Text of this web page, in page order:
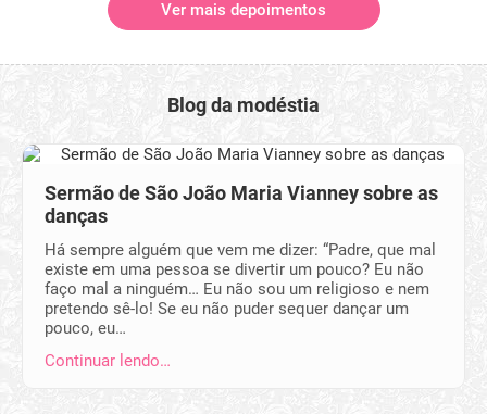
Ver mais depoimentos
Blog da modéstia
Sermão de São João Maria Vianney sobre as
danças
Há sempre alguém que vem me dizer: “Padre, que mal
existe em uma pessoa se divertir um pouco? Eu não
faço mal a ninguém… Eu não sou um religioso e nem
pretendo sê-lo! Se eu não puder sequer dançar um
pouco, eu…
Continuar lendo…